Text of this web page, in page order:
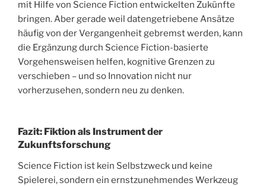
mit Hilfe von Science Fiction entwickelten Zukünfte
bringen. Aber gerade weil datengetriebene Ansätze
häufig von der Vergangenheit gebremst werden, kann
die Ergänzung durch Science Fiction-basierte
Vorgehensweisen helfen, kognitive Grenzen zu
verschieben – und so Innovation nicht nur
vorherzusehen, sondern neu zu denken.
Fazit: Fiktion als Instrument der
Zukunftsforschung
Science Fiction ist kein Selbstzweck und keine
Spielerei, sondern ein ernstzunehmendes Werkzeug